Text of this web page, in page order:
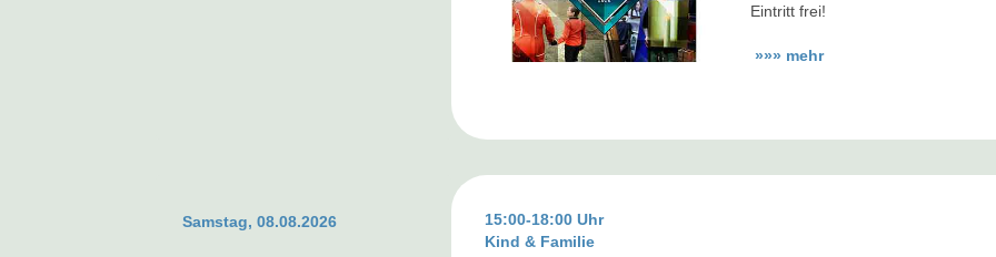
Eintritt frei!
»»» mehr
Samstag, 08.08.2026
15:00-18:00 Uhr
Kind & Familie